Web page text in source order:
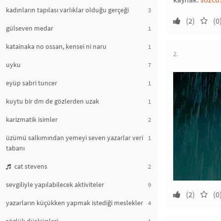
kadınların tapılası varlıklar olduğu gerçeği 3
gülseven medar 1
katainaka no ossan, kensei ni naru 1
uyku 7
eyüp sabri tuncer 1
kuytu bir dm de gözlerden uzak 1
karizmatik isimler 2
üzümü salkımından yemeyi seven yazarlar veri
tabanı
1
cat stevens 2
sevgiliyle yapılabilecek aktiviteler 9
yazarların küçükken yapmak istediği meslekler 4
(2)
2.
(2)